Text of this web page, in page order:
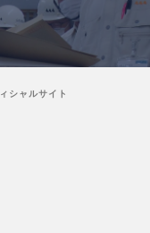
シャルサイト